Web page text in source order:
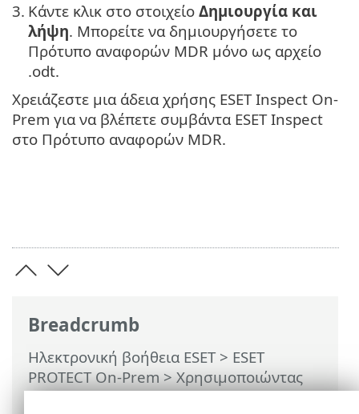
Breadcrumb
Ηλεκτρονική βοήθεια ESET> ESET
PROTECT On-Prem>Χρησιμοποιώντας
το ESET PROTECT On-Prem>ESET
3. Κάντε κλικ στο στοιχείο Δημιουργία και
λήψη. Μπορείτε να δημιουργήσετε το
Πρότυπο αναφορών MDR μόνο ως αρχείο
.odt.
Χρειάζεστε μια άδεια χρήσης ESET Inspect On-
Prem για να βλέπετε συμβάντα ESET Inspect
στο Πρότυπο αναφορών MDR.